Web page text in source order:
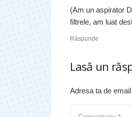
(Am un aspirator
filtrele, am luat
Răspunde
Lasă un
Adresa ta de